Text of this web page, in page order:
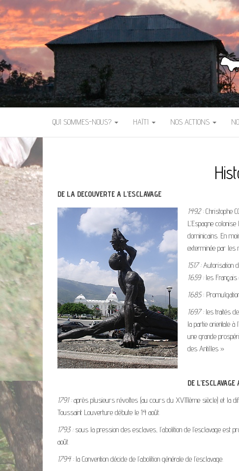
QUI SOMMES-NOUS? HAÏTI NOS ACTIONS
DE LA DECOUVERTE A L’ESCLAVAGE
1492 :Christophe
L’Espagne
dominicains. En
exterminée par les
1517 :Autorisation
1659 :les Français
1685:
1697 : les traités
la partie orientale à
une grande
des Antilles »
DE
1791 :après plusieurs révoltes (au cours du XVIIIème siècle) et la
Toussaint Louverture débute le 14 août.
1793 :sous la pression des esclaves, l’abolition de l’esclavage est
août.
1794 :la Convention décide de l’abolition générale de l’esclavage.